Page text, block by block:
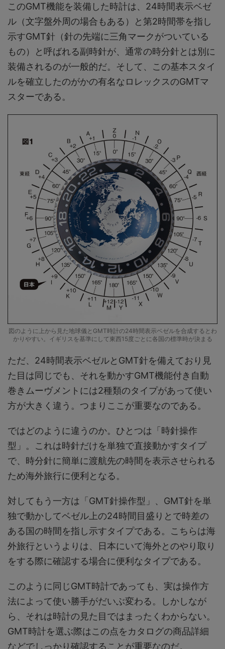
このGMT機能を装備した時計は、24時間表示ベゼ
ル（文字盤外周の場合もある）と第2時間帯を指し
示すGMT針（針の先端に三角マークがついている
もの）と呼ばれる副時針が、通常の時分針とは別に
装備されるのが一般的だ。そして、この基本スタイ
ルを確立したのがかの有名なロレックスのGMTマ
スターである。
図のように上から見た地球儀とGMT時計の24時間表示ベゼルを合成するとわ
かりやすい。イギリスを基準にして東西15度ごとに各国の標準時が決まる
ただ、24時間表示ベゼルとGMT針を備えており見
た目は同じでも、それを動かすGMT機能付き自動
巻きムーヴメントには2種類のタイプがあって使い
方が大きく違う。つまりここが重要なのである。
ではどのように違うのか。ひとつは「時針操作
型」。これは時針だけを単独で直接動かすタイプ
で、時分針に簡単に渡航先の時間を表示させられる
ため海外旅行に便利となる。
対してもう一方は「GMT針操作型」、GMT針を単
独で動かしてベゼル上の24時間目盛りとで時差の
ある国の時間を指し示すタイプである。こちらは海
外旅行というよりは、日本にいて海外とのやり取り
をする際に確認する場合に便利なタイプである。
このように同じGMT時計であっても、実は操作方
法によって使い勝手がだいぶ変わる。しかしなが
ら、それは時計の見た目ではまったくわからない。
GMT時計を選ぶ際はこの点をカタログの商品詳細
などでしっかり確認することが重要なのだ。